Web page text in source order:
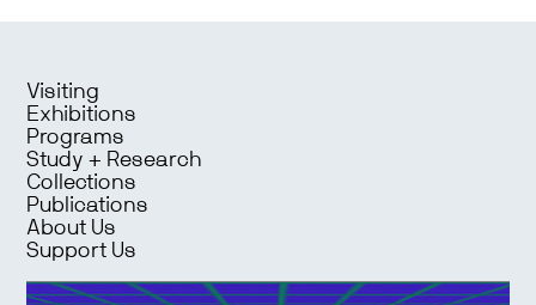
Visiting
Exhibitions
Programs
Study + Research
Collections
Publications
About Us
Support Us